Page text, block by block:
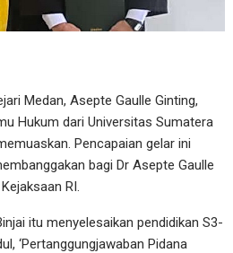
Medan, Asepte Gaulle Ginting,
Hukum dari Universitas Sumatera
Pencapaian gelar ini
bagi Dr Asepte Gaulle
RI.
itu menyelesaikan pendidikan S3-
‘Pertanggungjawaban Pidana